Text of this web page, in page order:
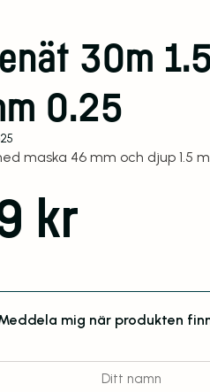
30m
0.25
kr
mig när produkten
maska 46 mm och djup 1.5